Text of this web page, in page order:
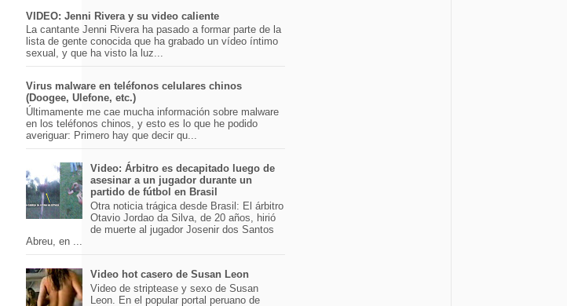
VIDEO: Jenni Rivera y su video caliente
La cantante Jenni Rivera ha pasado a formar parte de la
lista de gente conocida que ha grabado un vídeo íntimo
sexual, y que ha visto la luz...
Virus malware en teléfonos celulares chinos
(Doogee, Ulefone, etc.)
Últimamente me cae mucha información sobre malware
en los teléfonos chinos, y esto es lo que he podido
averiguar: Primero hay que decir qu...
Video: Árbitro es decapitado luego de
asesinar a un jugador durante un
partido de fútbol en Brasil
Otra noticia trágica desde Brasil: El árbitro
Otavio Jordao da Silva, de 20 años, hirió
de muerte al jugador Josenir dos Santos
Abreu, en ...
Video hot casero de Susan Leon
Video de striptease y sexo de Susan
Leon. En el popular portal peruano de